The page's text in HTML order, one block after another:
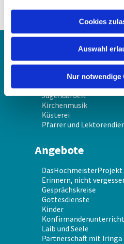
Cookies
Auswahl
Nur notwendige
Über uns
Gemeindekirchenrat
Gemeindeschwester
Jugendarbeit
Kirchenmusik
Küsterei
Pfarrer und
Angebote
DasHochmeisterProjekt
Erinnern, nicht
Gesprächskreise
Gottesdienste
Kinder
Konfirmandenunterricht
Laib und Seele
Partnerschaft mit Iringa